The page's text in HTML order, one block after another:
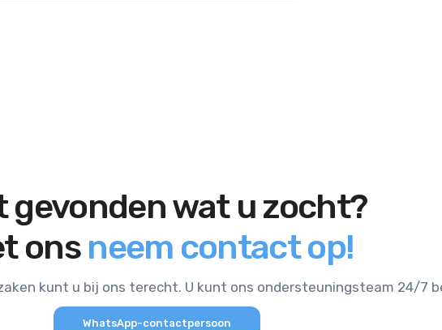
gevonden wat u zocht?
onsneem contact op!
kunt u bij ons terecht. U kunt ons ondersteuningsteam 24/7
WhatsApp-contactpersoon